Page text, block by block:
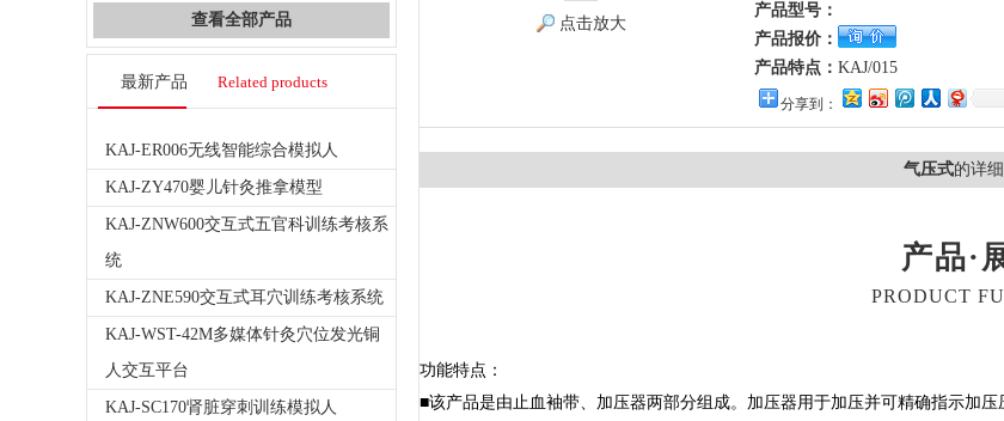
查看全部产品
最新产品 Related products
KAJ-ER006无线智能综合模拟人
KAJ-ZY470婴儿针灸推拿模型
KAJ-ZNW600交互式五官科训练考核系
统
KAJ-ZNE590交互式耳穴训练考核系统
KAJ-WST-42M多媒体针灸穴位发光铜
人交互平台
KAJ-SC170肾脏穿刺训练模拟人
点击放大
产品型号：
产品报价：
产品特点： KAJ/015
分享到：
气压式的详细
产品·
PRODUCT
功能特点：
■该产品是由止血袖带、加压器两部分组成。加压器用于加压并可精确指示加